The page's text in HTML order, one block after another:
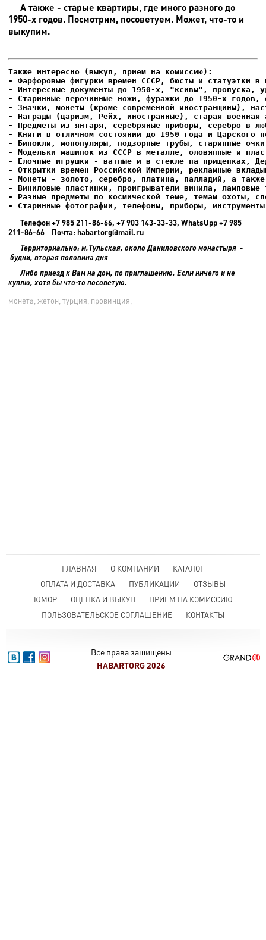
А также - старые квартиры, где много разного до
1950-х годов. Посмотрим, посоветуем. Может, что-то и
выкупим.
- Фарфоровые фигурки времен СССР, бюсты и статуэтки в
- Интересные документы до 1950-х, "ксивы", пропуска,
- Елочные игрушки - ватные и в стекле на прищепках,
- Старинные фотографии, телефоны, приборы,
Телефон +7 985 211-86-66, +7 903 143-33-33, WhatsUpp +7 985
211-86-66 Почта: habartorg@mail.ru
Территориально: м.Тульская, около Даниловского монастыря -
будни, вторая половина дня
Либо приезд к Вам на дом, по приглашению. Если ничего и не
куплю, хотя бы что-то посоветую.
монета, жетон, турция, провинция,
ГЛАВНАЯ О КОМПАНИИ
КАТАЛОГ
ОПЛАТА И ДОСТАВКА
ПУБЛИКАЦИИ
ОТЗЫВЫ
ЮМОР
ОЦЕНКА И ВЫКУП
ПРИЕМ НА КОМИССИЮ
ПОЛЬЗОВАТЕЛЬСКОЕ СОГЛАШЕНИЕ
КОНТАКТЫ
Все права защищены
HABARTORG 2026